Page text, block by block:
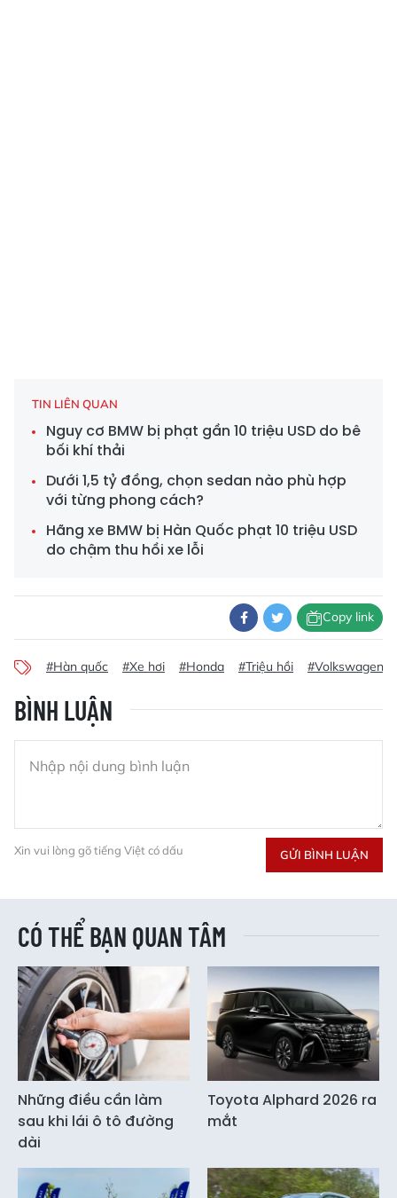
TIN LIÊN QUAN
Nguy cơ BMW bị phạt gần 10 triệu USD do bê
bối khí thải
Dưới 1,5 tỷ đồng, chọn sedan nào phù hợp
với từng phong cách?
Hãng xe BMW bị Hàn Quốc phạt 10 triệu USD
do chậm thu hồi xe lỗi
Copy link
#Hàn quốc #Xe hơi #Honda #Triệu hồi #Volkswagen
BÌNH LUẬN
Xin vui lòng gõ tiếng Việt có dấu GỬI BÌNH LUẬN
CÓ THỂ BẠN QUAN TÂM
Những điều cần làm
sau khi lái ô tô đường
dài
Toyota Alphard 2026 ra
mắt